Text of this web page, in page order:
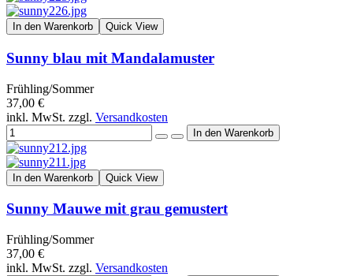
In den Warenkorb Quick View
Sunny blau mit Mandalamuster
Frühling/Sommer
37,00 €
inkl. MwSt. zzgl. Versandkosten
In den Warenkorb Quick View
Sunny Mauwe mit grau gemustert
Frühling/Sommer
37,00 €
inkl. MwSt. zzgl. Versandkosten